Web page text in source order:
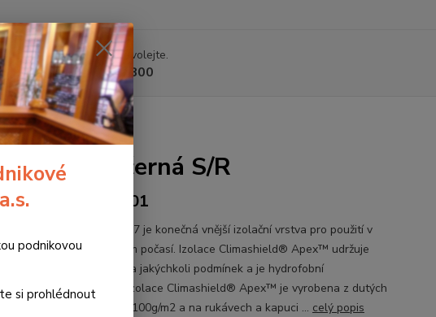
Nevíte si rady? Zavolejte.
+420 225 375 800
R
Apex černá S/R
KU-L70-NL-01
Zimní bunda Level 7 je konečná vnější izolační vrstva pro použití v
extrémně chladném počasí. Izolace Climashield® Apex™ udržuje
uživatele v teple za jakýchkoli podmínek a je hydrofobní
(rychloschnoucí). Izolace Climashield® Apex™ je vyrobena z dutých
vláken s objemem 100g/m2 a na rukávech a kapuci ... celý popis
podnikovou
si prohlédnout